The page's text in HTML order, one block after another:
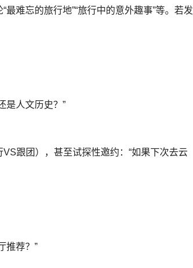
难忘的旅行地”“旅行中的意外趣事”等。若发
是人文历史？”
跟团），甚至试探性邀约：“如果下次去云
推荐？”